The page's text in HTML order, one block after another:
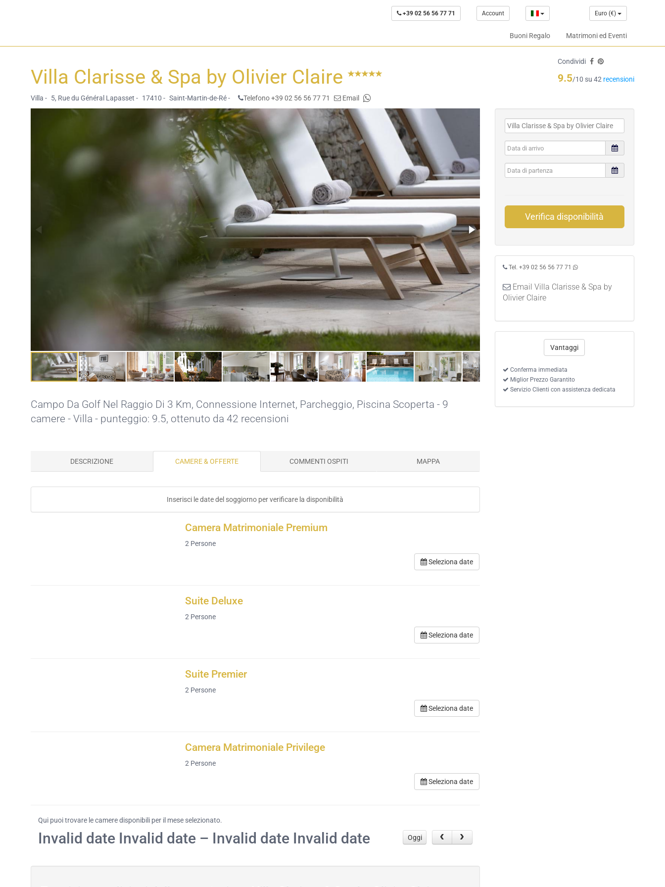
+39 02 56 56 77 71 Account Euro (€)
Buoni Regalo Matrimoni ed Eventi
Villa Clarisse & Spa by Olivier Claire
Villa - 5, Rue du Général Lapasset - 17410 - Saint-Martin-de-Ré - Telefono +39 02 56 56 77 71 Email
Condividi
9.5/10 su 42 recensioni
Verifica disponibilità
Tel. +39 02 56 56 77 71
Email Villa Clarisse & Spa by
Olivier Claire
Vantaggi
Conferma immediata
Miglior Prezzo Garantito
Servizio Clienti con assistenza dedicata
Campo Da Golf Nel Raggio Di 3 Km, Connessione Internet, Parcheggio, Piscina Scoperta - 9
camere - Villa - punteggio: 9.5, ottenuto da 42 recensioni
DESCRIZIONE CAMERE & OFFERTE COMMENTI OSPITI MAPPA
Inserisci le date del soggiorno per verificare la disponibilità
Camera Matrimoniale Premium
2 Persone
Seleziona date
Suite Deluxe
2 Persone
Seleziona date
Suite Premier
2 Persone
Seleziona date
Camera Matrimoniale Privilege
2 Persone
Seleziona date
Qui puoi trovare le camere disponibili per il mese selezionato.
Invalid date Invalid date – Invalid date Invalid date Oggi